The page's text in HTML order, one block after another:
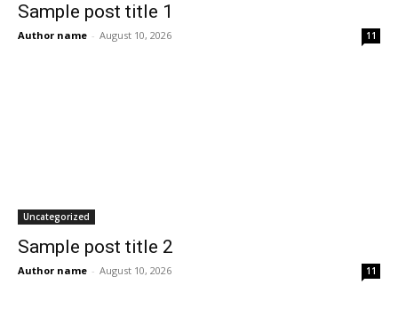
Sample post title 1
Author name - August 10, 2026 11
Uncategorized
Sample post title 2
Author name - August 10, 2026 11